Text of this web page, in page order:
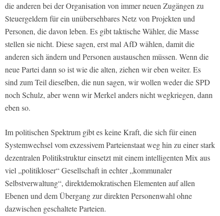
die anderen bei der Organisation von immer neuen Zugängen zu
Steuergeldern für ein unübersehbares Netz von Projekten und
Personen, die davon leben. Es gibt taktische Wähler, die Masse
stellen sie nicht. Diese sagen, erst mal AfD wählen, damit die
anderen sich ändern und Personen austauschen müssen. Wenn die
neue Partei dann so ist wie die alten, ziehen wir eben weiter. Es
sind zum Teil dieselben, die nun sagen, wir wollen weder die SPD
noch Schulz, aber wenn wir Merkel anders nicht wegkriegen, dann
eben so.
Im politischen Spektrum gibt es keine Kraft, die sich für einen
Systemwechsel vom exzessivem Parteienstaat weg hin zu einer stark
dezentralen Politikstruktur einsetzt mit einem intelligenten Mix aus
viel „politikloser“ Gesellschaft in echter „kommunaler
Selbstverwaltung“, direktdemokratischen Elementen auf allen
Ebenen und dem Übergang zur direkten Personenwahl ohne
dazwischen geschaltete Parteien.